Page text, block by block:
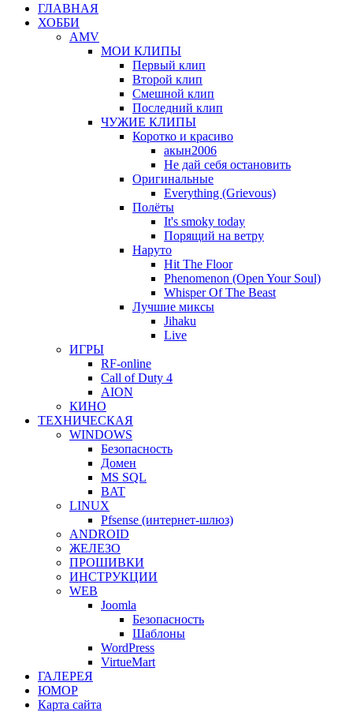
ГЛАВНАЯ
ХОББИ
AMV
МОИ КЛИПЫ
Первый клип
Второй клип
Смешной клип
Последний клип
ЧУЖИЕ КЛИПЫ
Коротко и красиво
акын2006
Не дай себя остановить
Оригинальные
Everything (Grievous)
Полёты
It's smoky today
Порящий на ветру
Наруто
Hit The Floor
Phenomenon (Open Your Soul)
Whisper Of The Beast
Лучшие миксы
Jihaku
Live
ИГРЫ
RF-online
Call of Duty 4
AION
КИНО
ТЕХНИЧЕСКАЯ
WINDOWS
Безопасность
Домен
MS SQL
BAT
LINUX
Pfsense (интернет-шлюз)
ANDROID
ЖЕЛЕЗО
ПРОШИВКИ
ИНСТРУКЦИИ
WEB
Joomla
Безопасность
Шаблоны
WordPress
VirtueMart
ГАЛЕРЕЯ
ЮМОР
Карта сайта